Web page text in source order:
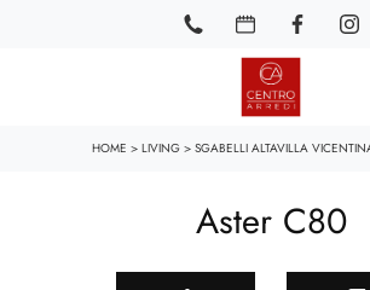
HOME > LIVING > SGABELLI ALTAVILLA
Aster C80